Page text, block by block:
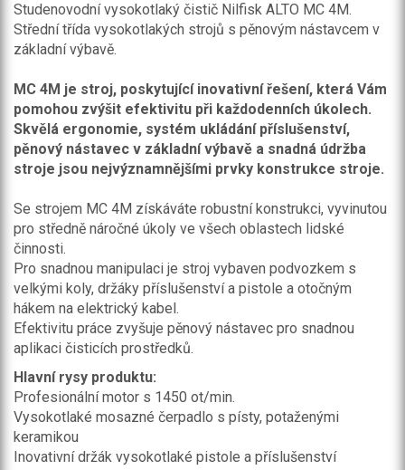
Studenovodní vysokotlaký čistič Nilfisk ALTO MC 4M.
Střední třída vysokotlakých strojů s pěnovým nástavcem v
základní výbavě.
MC 4M je stroj, poskytující inovativní řešení, která Vám
pomohou zvýšit efektivitu při každodenních úkolech.
Skvělá ergonomie, systém ukládání příslušenství,
pěnový nástavec v základní výbavě a snadná údržba
stroje jsou nejvýznamnějšími prvky konstrukce stroje.
Se strojem MC 4M získáváte robustní konstrukci, vyvinutou
pro středně náročné úkoly ve všech oblastech lidské
činnosti.
Pro snadnou manipulaci je stroj vybaven podvozkem s
velkými koly, držáky příslušenství a pistole a otočným
hákem na elektrický kabel.
Efektivitu práce zvyšuje pěnový nástavec pro snadnou
aplikaci čisticích prostředků.
Hlavní rysy produktu:
Profesionální motor s 1450 ot/min.
Vysokotlaké mosazné čerpadlo s písty, potaženými
keramikou
Inovativní držák vysokotlaké pistole a příslušenství